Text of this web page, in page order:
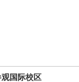
国际校区